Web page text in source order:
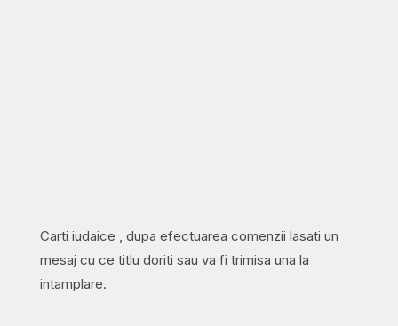
Carti iudaice , dupa efectuarea comenzii lasati un
mesaj cu ce titlu doriti sau va fi trimisa una la
intamplare.